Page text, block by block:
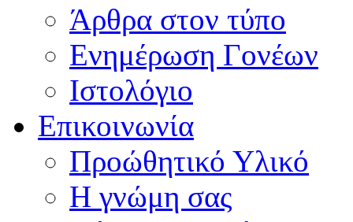
Άρθρα στον τύπο
Ενημέρωση Γονέων
Ιστολόγιο
Επικοινωνία
Προώθητικό Υλικό
Η γνώμη σας